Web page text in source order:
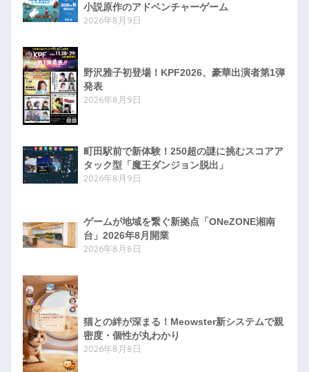
小説原作のアドベンチャーゲーム
2026年8月9日
野沢雅子初登場！KPF2026、豪華出演者第1弾
発表
2026年8月9日
町田駅前で新体験！250超の謎に挑むスコアア
タック型「魔王ダンジョン脱出」
2026年8月9日
ゲームが地域を繋ぐ新拠点「ONeZONE湘南
台」2026年8月開業
2026年8月8日
猫との絆が深まる！Meowster新システムで親
密度・個性が丸わかり
2026年8月8日